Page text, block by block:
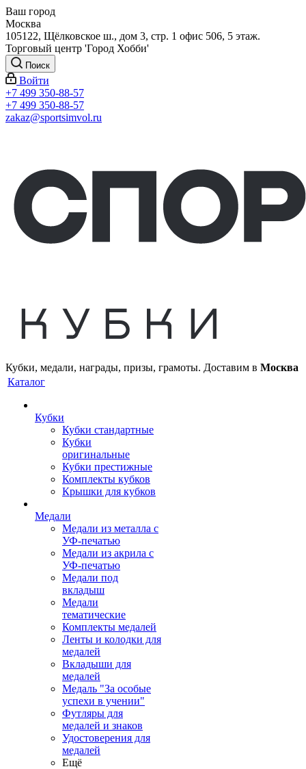
Ваш город
Москва
105122, Щёлковское ш., дом 3, стр. 1 офис 506, 5 этаж.
Торговый центр 'Город Хобби'
Поиск
Войти
+7 499 350-88-57
+7 499 350-88-57
zakaz@sportsimvol.ru
Кубки, медали, награды, призы, грамоты. Доставим в Москва
Каталог
Кубки
Кубки стандартные
Кубки
оригинальные
Кубки престижные
Комплекты кубков
Крышки для кубков
Медали
Медали из металла с
УФ-печатью
Медали из акрила с
УФ-печатью
Медали под
вкладыш
Медали
тематические
Комплекты медалей
Ленты и колодки для
медалей
Вкладыши для
медалей
Медаль "За особые
успехи в учении"
Футляры для
медалей и знаков
Удостоверения для
медалей
Ещё